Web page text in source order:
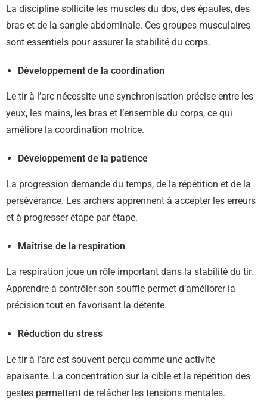
La discipline sollicite les muscles du dos, des épaules, des
bras et de la sangle abdominale. Ces groupes musculaires
sont essentiels pour assurer la stabilité du corps.
Développement de la coordination
Le tir à l’arc nécessite une synchronisation précise entre les
yeux, les mains, les bras et l’ensemble du corps, ce qui
améliore la coordination motrice.
Développement de la patience
La progression demande du temps, de la répétition et de la
persévérance. Les archers apprennent à accepter les erreurs
et à progresser étape par étape.
Maîtrise de la respiration
La respiration joue un rôle important dans la stabilité du tir.
Apprendre à contrôler son souffle permet d’améliorer la
précision tout en favorisant la détente.
Réduction du stress
Le tir à l’arc est souvent perçu comme une activité
apaisante. La concentration sur la cible et la répétition des
gestes permettent de relâcher les tensions mentales.